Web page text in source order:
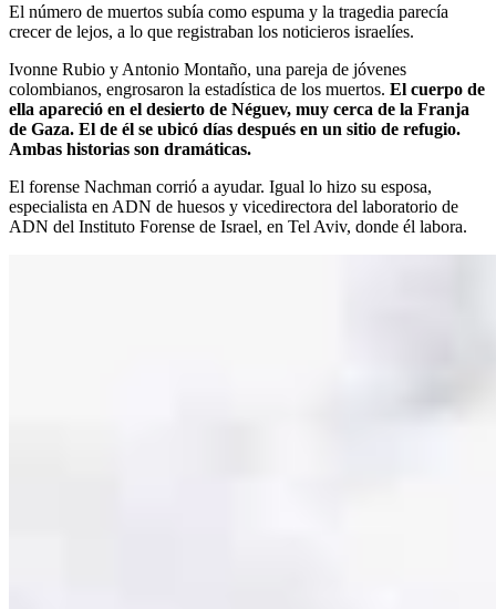
El número de muertos subía como espuma y la tragedia parecía
crecer de lejos, a lo que registraban los noticieros israelíes.
Ivonne Rubio y Antonio Montaño, una pareja de jóvenes
colombianos, engrosaron la estadística de los muertos. El cuerpo de
ella apareció en el desierto de Néguev, muy cerca de la Franja
de Gaza. El de él se ubicó días después en un sitio de refugio.
Ambas historias son dramáticas.
El forense Nachman corrió a ayudar. Igual lo hizo su esposa,
especialista en ADN de huesos y vicedirectora del laboratorio de
ADN del Instituto Forense de Israel, en Tel Aviv, donde él labora.